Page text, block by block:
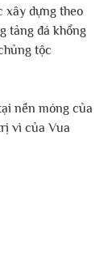
xây dựng theo
tảng đá khổng
tộc
nền móng của
vì của Vua